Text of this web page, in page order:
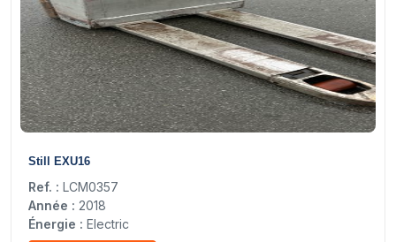
Still EXU16
Ref. : LCM0357
Année : 2018
Énergie : Electric